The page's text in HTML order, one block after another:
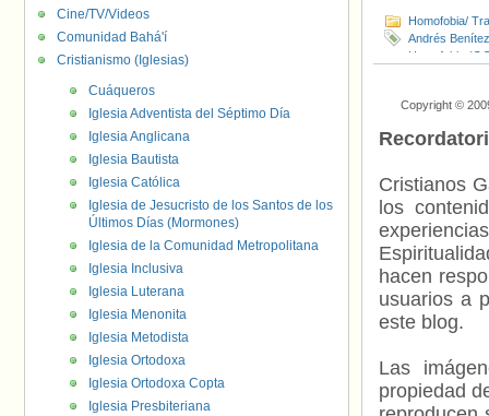
Homofobia/
Andrés Benítez
Homofobia
Copyright ©
Cristianos
los
hacen
usuarios a
este blog.
Las
propiedad
Cine/TV/Videos
Comunidad Bahá'í
Cristianismo (Iglesias)
Cuáqueros
Iglesia Adventista del Séptimo Día
Iglesia Anglicana
Iglesia Bautista
Iglesia Católica
Iglesia de Jesucristo de los Santos de los
Últimos Días (Mormones)
Iglesia de la Comunidad Metropolitana
Iglesia Inclusiva
Iglesia Luterana
Iglesia Menonita
Iglesia Metodista
Iglesia Ortodoxa
Iglesia Ortodoxa Copta
Iglesia Presbiteriana